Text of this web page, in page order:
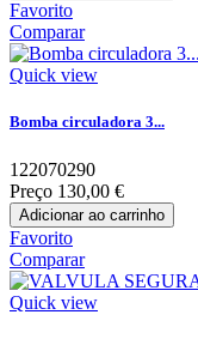
Favorito
Comparar
Quick view
Bomba circuladora 3...
122070290
Preço 130,00 €
Adicionar ao carrinho
Favorito
Comparar
Quick view